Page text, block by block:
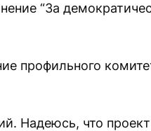
“За
профильного
Надеюсь, что проект